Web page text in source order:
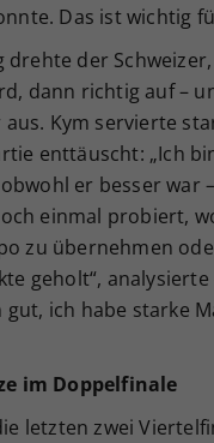
Das ist wichtig
der
dann richtig auf –
Kym servierte
enttäuscht: „Ich
er besser war
einmal probiert,
zu übernehmen
geholt“,
ich habe starke
im Doppelfinale
letzten zwei